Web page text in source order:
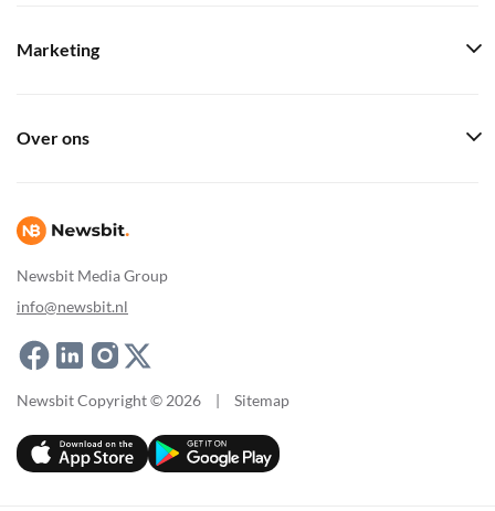
Newsbit Media Group
info@newsbit.nl
Marketing
Over ons
Newsbit Copyright © 2026 | Sitemap